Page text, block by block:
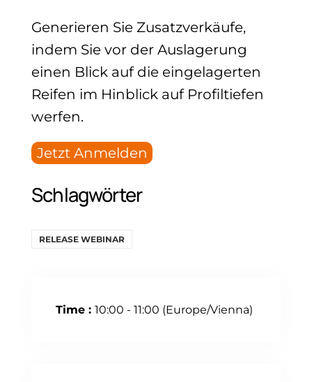
Generieren Sie Zusatzverkäufe,
indem Sie vor der Auslagerung
einen Blick auf die eingelagerten
Reifen im Hinblick auf Profiltiefen
werfen.
Jetzt Anmelden
Schlagwörter
RELEASE WEBINAR
Time : 10:00 - 11:00 (Europe/Vienna)